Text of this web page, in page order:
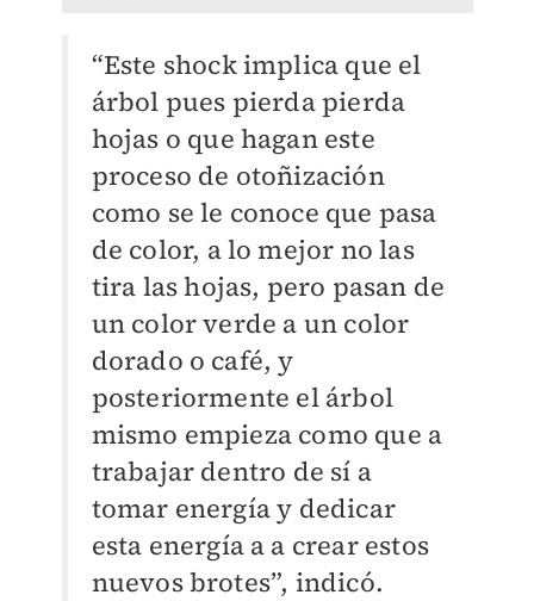
“Este shock implica que el
árbol pues pierda pierda
hojas o que hagan este
proceso de otoñización
como se le conoce que pasa
de color, a lo mejor no las
tira las hojas, pero pasan de
un color verde a un color
dorado o café, y
posteriormente el árbol
mismo empieza como que a
trabajar dentro de sí a
tomar energía y dedicar
esta energía a a crear estos
nuevos brotes”, indicó.